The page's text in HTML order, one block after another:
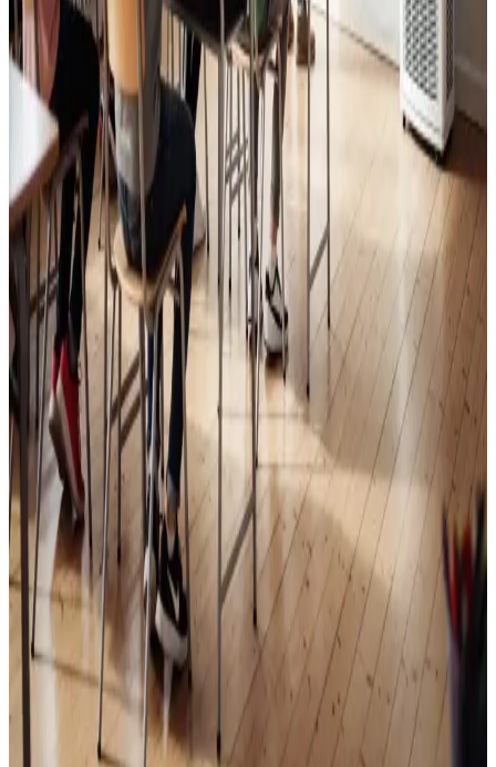
Skoleventilation
Frisk luft og bedre koncentration i skoler og institutioner
i Skanderborg.
Læs mere